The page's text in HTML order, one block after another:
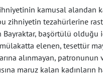
kamusal alandan
zihniyetin tezahürlerine
Bayraktar, başörtülü olduğu
elenen, tesettür
alınmayan, patronunun
maruz kalan kadınların